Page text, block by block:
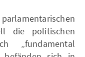
die politischen
„fundamental